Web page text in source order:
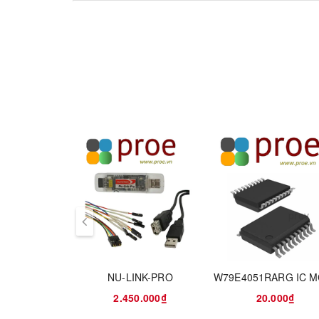
Data Flash Configurable
ISP (In-System Programming)
ICP (In-Circuit Programming)
IAP (In-Application Programming)
ADC
8 channels
10-bit resolution
NU-LINK-PRO
2.450.000₫
20.000₫
prev